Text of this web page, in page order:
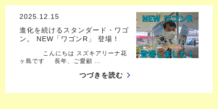
2025.12.15
進化を続けるスタンダード・ワゴ
ン。 NEW「ワゴンR」 登場！
こんにちは スズキアリーナ花
ヶ島です 長年、ご愛顧 …
つづきを読む